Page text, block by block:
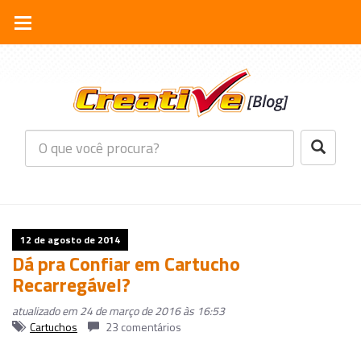
12 de agosto de 2014
Dá pra Confiar em Cartucho
Recarregável?
atualizado em 24 de março de 2016 às 16:53
Cartuchos
23 comentários